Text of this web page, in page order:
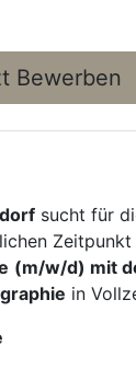
Bewerben
sucht für
Zeitpunkt
(m/w/d) mit
in